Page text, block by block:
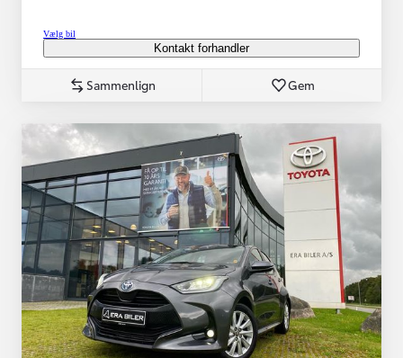
Vælg bil
Kontakt forhandler
Sammenlign Gem